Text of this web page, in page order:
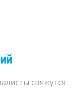
свяжутся